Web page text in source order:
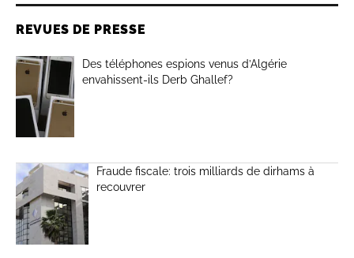
REVUES DE PRESSE
Des téléphones espions venus d’Algérie
envahissent-ils Derb Ghallef?
Fraude fiscale: trois milliards de dirhams à
recouvrer